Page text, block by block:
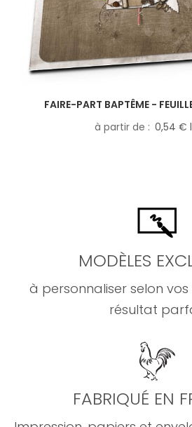
FAIRE-PART BAPTÊME -
à partir de
0,54 €
MODÈLES
à personnaliser selon vos
résultat
FABRIQUÉ EN